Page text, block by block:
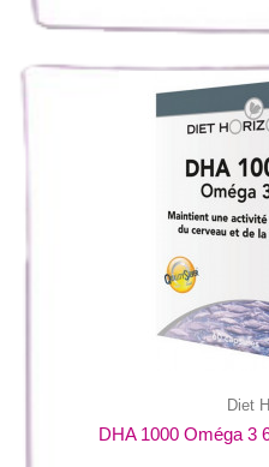
Diet
DHA 1000 Oméga 3